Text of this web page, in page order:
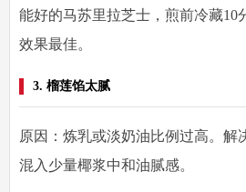
能好的马苏里拉芝士，煎前冷藏10
效果最佳。
3. 榴莲馅太腻
原因：炼乳或淡奶油比例过高。解
混入少量椰浆中和油腻感。